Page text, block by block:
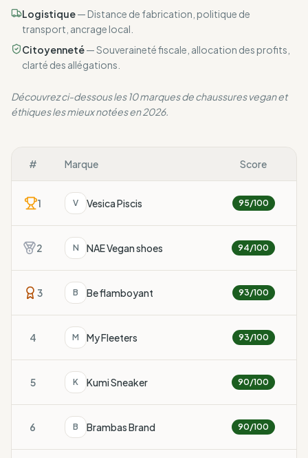
Logistique— Distance de fabrication, politique de
transport, ancrage local.
Citoyenneté—Souveraineté fiscale, allocation des profits,
clarté des allégations.
Découvrez ci-dessous les 10 marques de chaussures vegan et
éthiques les mieux notées en 2026.
# Marque Score
1 V Vesica Piscis 95/100
2 N NAE Vegan shoes 94/100
3 B Be flamboyant 93/100
4 M My Fleeters 93/100
5 K Kumi Sneaker 90/100
6 B Brambas Brand 90/100